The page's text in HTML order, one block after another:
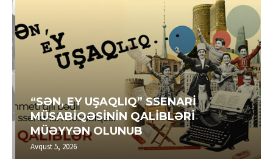
“SƏN, EY UŞAQLIQ” SSENARİ
MÜSABİQƏSİNİN QALİBLƏRİ
MÜƏYYƏN OLUNUB
Avqust 5, 2026